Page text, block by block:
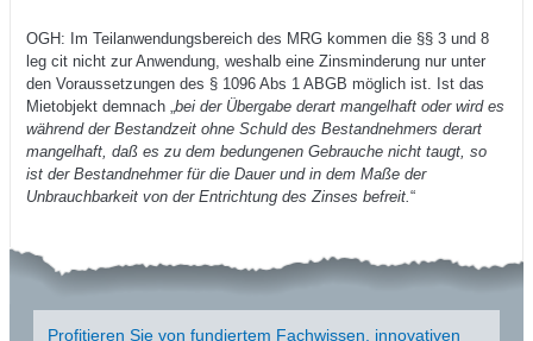
OGH: Im Teilanwendungsbereich des MRG kommen die §§ 3 und 8
leg cit nicht zur Anwendung, weshalb eine Zinsminderung nur unter
den Voraussetzungen des § 1096 Abs 1 ABGB möglich ist. Ist das
Mietobjekt demnach „ bei der Übergabe derart mangelhaft oder wird es
während der Bestandzeit ohne Schuld des Bestandnehmers derart
mangelhaft, daß es zu dem bedungenen Gebrauche nicht taugt, so
ist der Bestandnehmer für die Dauer und in dem Maße der
Unbrauchbarkeit von der Entrichtung des Zinses befreit. “
Profitieren Sie von fundiertem Fachwissen, innovativen